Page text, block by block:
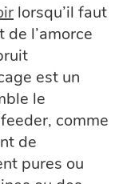
lorsqu’il faut
l’amorce
est un
le
comme
de
pures ou